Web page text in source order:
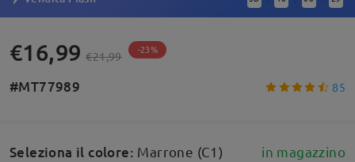
€16,99 €21,99 -23%
#MT77989 85
Seleziona il colore: Marrone (C1) in magazzino